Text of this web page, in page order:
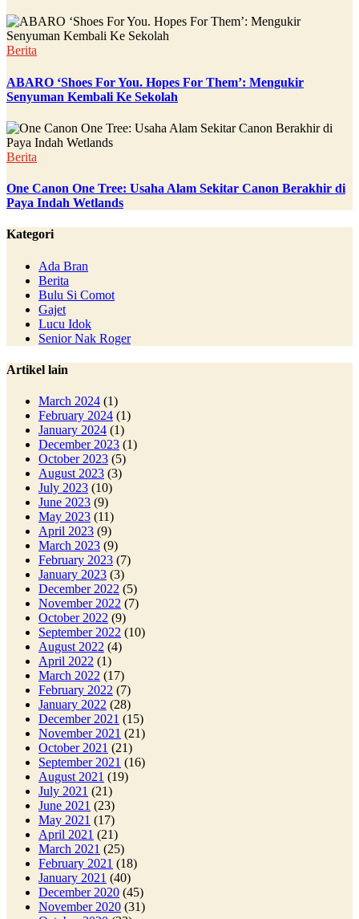
Berita
ABARO ‘Shoes For You. Hopes For Them’: Mengukir
Senyuman Kembali Ke Sekolah
Berita
One Canon One Tree: Usaha Alam Sekitar Canon Berakhir di
Paya Indah Wetlands
Kategori
Ada Bran
Berita
Bulu Si Comot
Gajet
Lucu Idok
Senior Nak Roger
Artikel lain
March 2024 (1)
February 2024 (1)
January 2024 (1)
December 2023 (1)
October 2023 (5)
August 2023 (3)
July 2023 (10)
June 2023 (9)
May 2023 (11)
April 2023 (9)
March 2023 (9)
February 2023 (7)
January 2023 (3)
December 2022 (5)
November 2022 (7)
October 2022 (9)
September 2022 (10)
August 2022 (4)
April 2022 (1)
March 2022 (17)
February 2022 (7)
January 2022 (28)
December 2021 (15)
November 2021 (21)
October 2021 (21)
September 2021 (16)
August 2021 (19)
July 2021 (21)
June 2021 (23)
May 2021 (17)
April 2021 (21)
March 2021 (25)
February 2021 (18)
January 2021 (40)
December 2020 (45)
November 2020 (31)